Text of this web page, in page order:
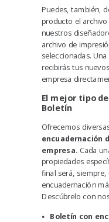
Puedes, también,
producto el
nuestros
archivo de
seleccionadas.
recibirás tus
empresa
El mejor tipo
Boletín
Ofrecemos
encuadernación
empresa. Cada
propiedades
final será, siempre,
encuadernación
Descúbrelo con
Boletín con